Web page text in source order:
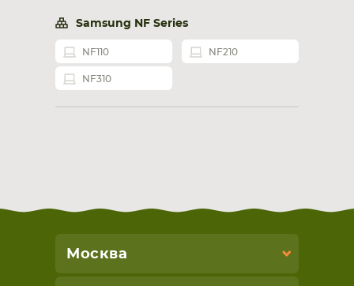
Samsung NF Series
NF110 NF210
NF310
Москва